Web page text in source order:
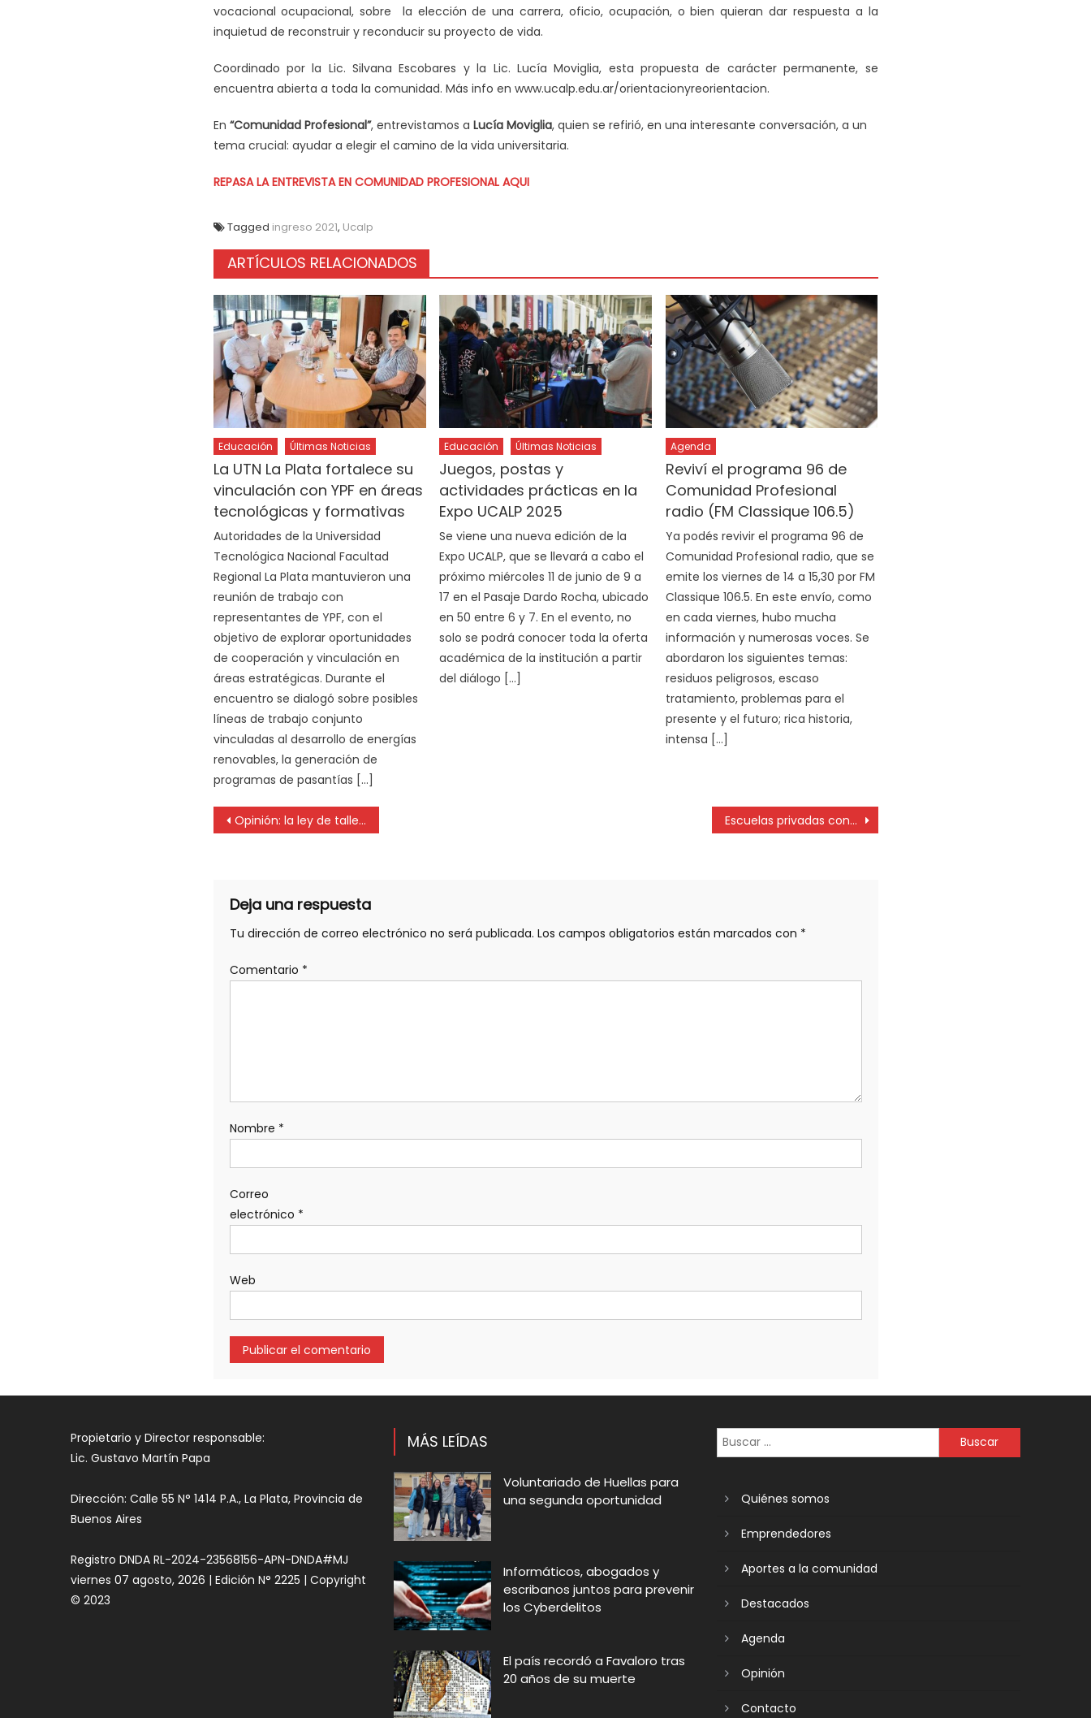
vocacional ocupacional, sobre la elección de una carrera, oficio, ocupación, o bien quieran dar respuesta a la
inquietud de reconstruir y reconducir su proyecto de vida.
Coordinado por la Lic. Silvana Escobares y la Lic. Lucía Moviglia, esta propuesta de carácter permanente, se
encuentra abierta a toda la comunidad. Más info en www.ucalp.edu.ar/orientacionyreorientacion.
En “Comunidad Profesional”, entrevistamos a Lucía Moviglia, quien se refirió, en una interesante conversación, a un
tema crucial: ayudar a elegir el camino de la vida universitaria.
REPASA LA ENTREVISTA EN COMUNIDAD PROFESIONAL AQUI
Tagged ingreso 2021, Ucalp
ARTÍCULOS RELACIONADOS
Educación Últimas Noticias
La UTN La Plata fortalece su
vinculación con YPF en áreas
tecnológicas y formativas
Autoridades de la Universidad
Tecnológica Nacional Facultad
Regional La Plata mantuvieron una
reunión de trabajo con
representantes de YPF, con el
objetivo de explorar oportunidades
de cooperación y vinculación en
áreas estratégicas. Durante el
encuentro se dialogó sobre posibles
líneas de trabajo conjunto
vinculadas al desarrollo de energías
renovables, la generación de
programas de pasantías […]
Educación Últimas Noticias
Juegos, postas y
actividades prácticas en la
Expo UCALP 2025
Se viene una nueva edición de la
Expo UCALP, que se llevará a cabo el
próximo miércoles 11 de junio de 9 a
17 en el Pasaje Dardo Rocha, ubicado
en 50 entre 6 y 7. En el evento, no
solo se podrá conocer toda la oferta
académica de la institución a partir
del diálogo […]
Agenda
Reviví el programa 96 de
Comunidad Profesional
radio (FM Classique 106.5)
Ya podés revivir el programa 96 de
Comunidad Profesional radio, que se
emite los viernes de 14 a 15,30 por FM
Classique 106.5. En este envío, como
en cada viernes, hubo mucha
información y numerosas voces. Se
abordaron los siguientes temas:
residuos peligrosos, escaso
tratamiento, problemas para el
presente y el futuro; rica historia,
intensa […]
Opinión: la ley de talles y su impacto en la salud Escuelas privadas conformes con la vuelta a clases pero lo piden en toda la Provincia
Deja una respuesta
Tu dirección de correo electrónico no será publicada. Los campos obligatorios están marcados con *
Comentario *
Nombre *
Correo
electrónico *
Web
Propietario y Director responsable:
Lic. Gustavo Martín Papa
Dirección: Calle 55 N° 1414 P.A., La Plata, Provincia de
Buenos Aires
Registro DNDA RL-2024-23568156-APN-DNDA#MJ
viernes 07 agosto, 2026 | Edición N° 2225 | Copyright
© 2023
MÁS LEÍDAS
Voluntariado de Huellas para
una segunda oportunidad
Informáticos, abogados y
escribanos juntos para prevenir
los Cyberdelitos
El país recordó a Favaloro tras
20 años de su muerte
Quiénes somos
Emprendedores
Aportes a la comunidad
Destacados
Agenda
Opinión
Contacto